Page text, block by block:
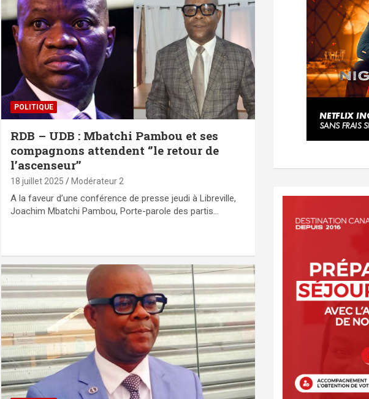
POLITIQUE
RDB – UDB : Mbatchi Pambou et ses
compagnons attendent ‘’le retour de
l’ascenseur’’
18 juillet 2025 Modérateur 2
A la faveur d’une conférence de presse jeudi à Libreville,
Joachim Mbatchi Pambou, Porte-parole des partis…